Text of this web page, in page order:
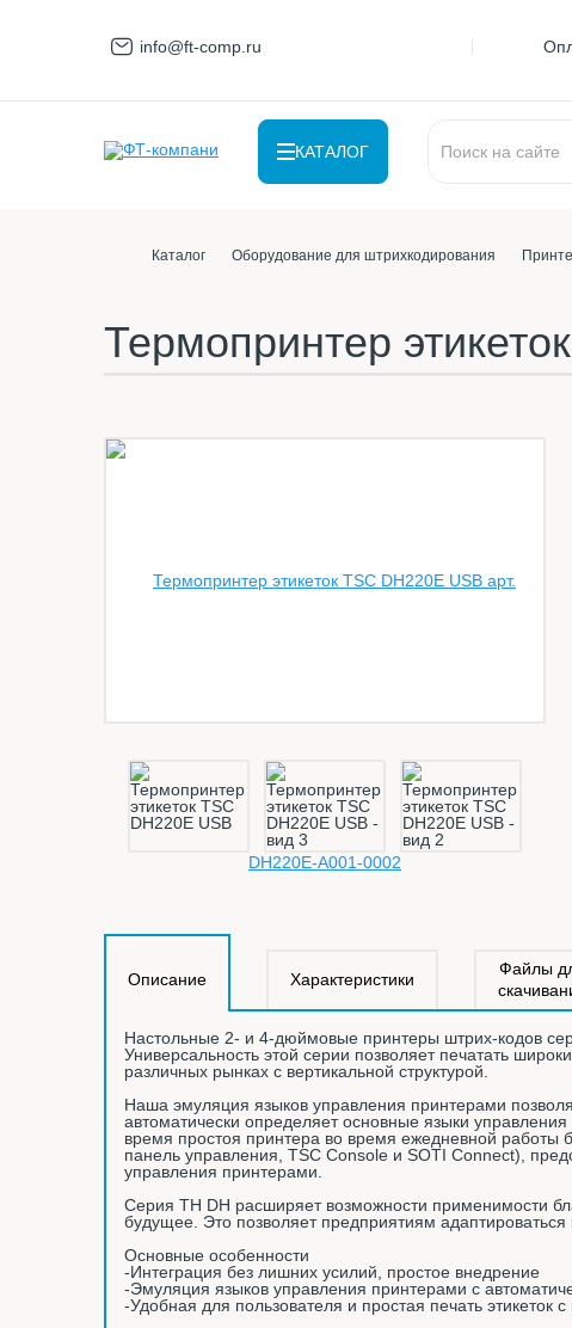
info@ft-comp.ru
КАТАЛОГ
Каталог Оборудование для штрихкодирования
Термопринтер
Описание Характеристики
Файлы
Настольные 2- и 4-дюймовые принтеры штрих-кодов
Универсальность этой серии позволяет печатать
различных рынках с вертикальной структурой.
Наша эмуляция языков управления принтерами
автоматически определяет основные языки
время простоя принтера во время ежедневной работы
панель управления, TSC Console и SOTI Connect),
управления принтерами.
Серия TH DH расширяет возможности применимости
будущее. Это позволяет предприятиям
Основные особенности
-Интеграция без лишних усилий, простое внедрение
-Эмуляция языков управления принтерами с
-Удобная для пользователя и простая печать